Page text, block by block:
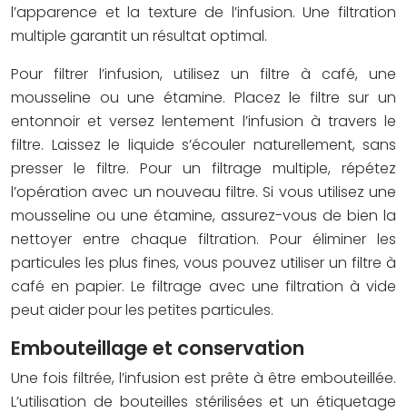
l’apparence et la texture de l’infusion. Une filtration
multiple garantit un résultat optimal.
Pour filtrer l’infusion, utilisez un filtre à café, une
mousseline ou une étamine. Placez le filtre sur un
entonnoir et versez lentement l’infusion à travers le
filtre. Laissez le liquide s’écouler naturellement, sans
presser le filtre. Pour un filtrage multiple, répétez
l’opération avec un nouveau filtre. Si vous utilisez une
mousseline ou une étamine, assurez-vous de bien la
nettoyer entre chaque filtration. Pour éliminer les
particules les plus fines, vous pouvez utiliser un filtre à
café en papier. Le filtrage avec une filtration à vide
peut aider pour les petites particules.
Embouteillage et conservation
Une fois filtrée, l’infusion est prête à être embouteillée.
L’utilisation de bouteilles stérilisées et un étiquetage